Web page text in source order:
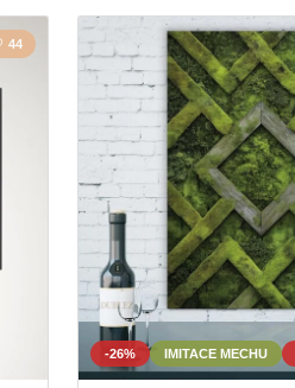
44
-26% IMITACE MECHU